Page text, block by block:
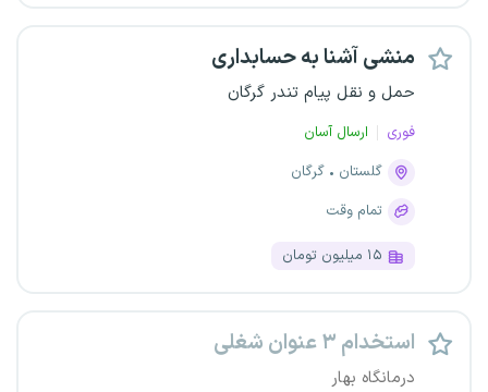
منشی آشنا به حسابداری
حمل و نقل پیام تندر گرگان
فوری
ارسال آسان
گلستان
گرگان
تمام وقت
۱۵ میلیون تومان
استخدام ۳ عنوان شغلی
درمانگاه بهار